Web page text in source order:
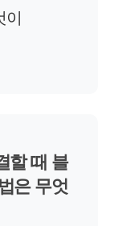
할 때 블
은 무엇